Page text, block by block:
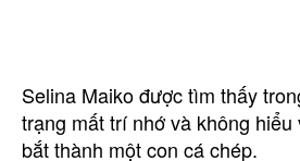
Selina Maiko được tìm thấy
trạng mất trí nhớ và không
bắt thành một con cá chép.